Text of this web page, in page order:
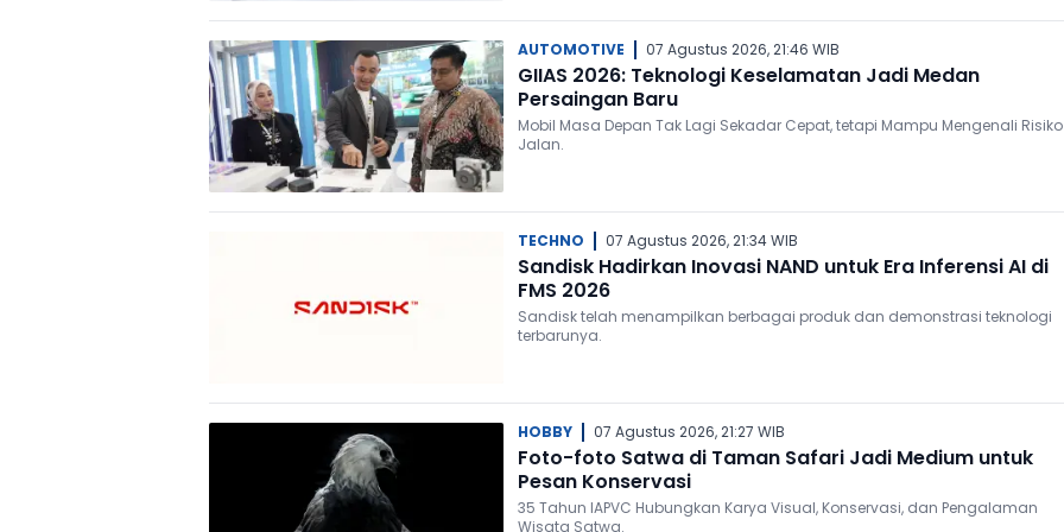
AUTOMOTIVE 07 Agustus 2026, 21:46 WIB
GIIAS 2026: Teknologi Keselamatan Jadi Medan
Persaingan Baru
Mobil Masa Depan Tak Lagi Sekadar Cepat, tetapi Mampu Mengenali
Jalan.
TECHNO 07 Agustus 2026, 21:34 WIB
Sandisk Hadirkan Inovasi NAND untuk Era Inferensi AI di
FMS 2026
Sandisk telah menampilkan berbagai produk dan demonstrasi teknologi
terbarunya.
HOBBY 07 Agustus 2026, 21:27 WIB
Foto-foto Satwa di Taman Safari Jadi Medium untuk
Pesan Konservasi
35 Tahun IAPVC Hubungkan Karya Visual, Konservasi, dan Pengalaman
Wisata Satwa.